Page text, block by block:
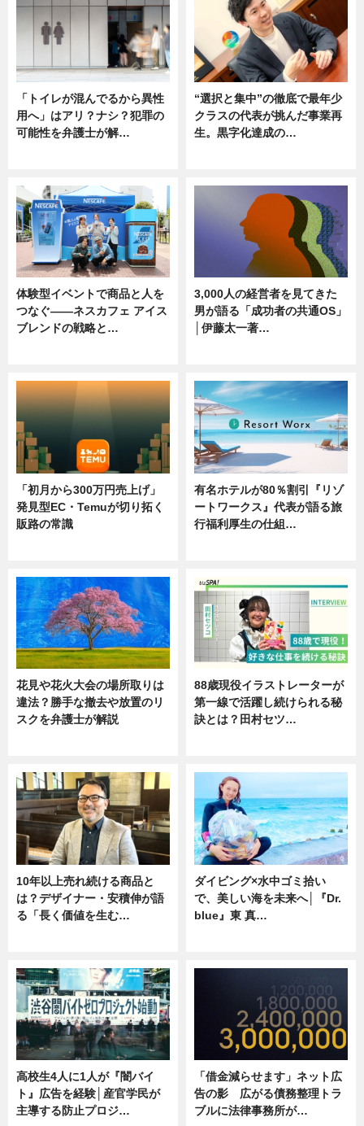
「トイレが混んでるから異性
用へ」はアリ？ナシ？犯罪の
可能性を弁護士が解…
“選択と集中”の徹底で最年少
クラスの代表が挑んだ事業再
生。黒字化達成の…
体験型イベントで商品と人を
つなぐ――ネスカフェ アイス
ブレンドの戦略と…
3,000人の経営者を見てきた
男が語る「成功者の共通OS」
│伊藤太一著…
「初月から300万円売上げ」
発見型EC・Temuが切り拓く
販路の常識
有名ホテルが80％割引『リゾ
ートワークス』代表が語る旅
行福利厚生の仕組…
花見や花火大会の場所取りは
違法？勝手な撤去や放置のリ
スクを弁護士が解説
88歳現役イラストレーターが
第一線で活躍し続けられる秘
訣とは？田村セツ…
10年以上売れ続ける商品と
は？デザイナー・安積伸が語
る「長く価値を生む…
ダイビング×水中ゴミ拾い
で、美しい海を未来へ│『Dr.
blue』東 真…
高校生4人に1人が『闇バイ
ト』広告を経験│産官学民が
主導する防止プロジ…
「借金減らせます」ネット広
告の影 広がる債務整理トラ
ブルに法律事務所が…